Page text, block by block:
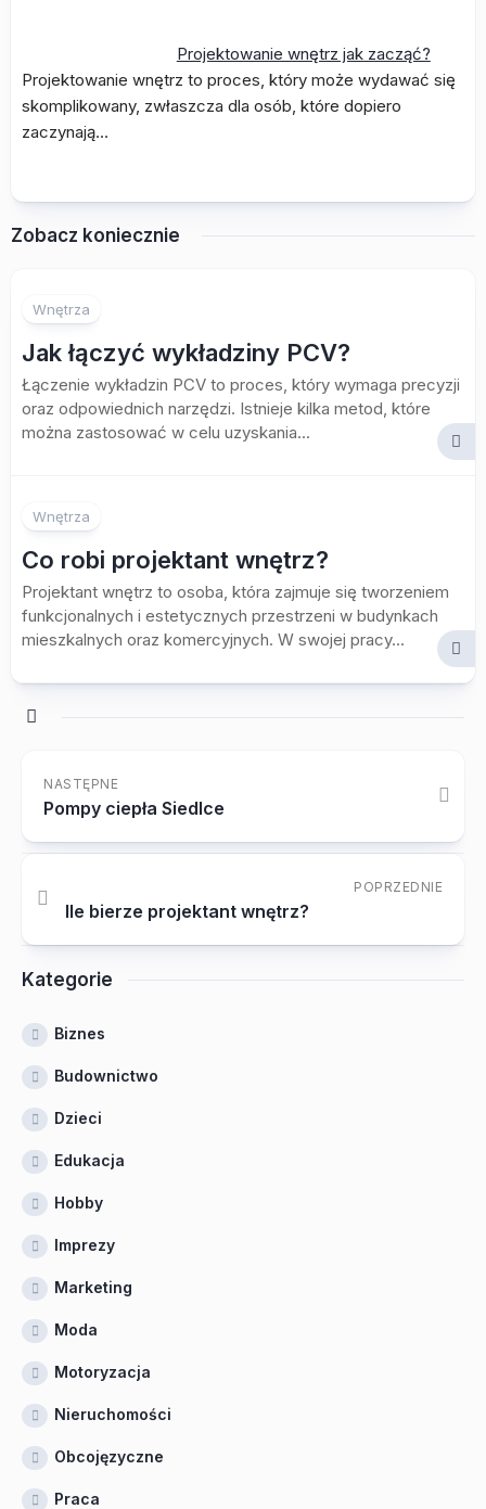
Projektowanie wnętrz jak zacząć?
Projektowanie wnętrz to proces, który może wydawać się
skomplikowany, zwłaszcza dla osób, które dopiero
zaczynają…
Zobacz koniecznie
Wnętrza
Jak łączyć wykładziny PCV?
Łączenie wykładzin PCV to proces, który wymaga precyzji
oraz odpowiednich narzędzi. Istnieje kilka metod, które
można zastosować w celu uzyskania...
Wnętrza
Co robi projektant wnętrz?
Projektant wnętrz to osoba, która zajmuje się tworzeniem
funkcjonalnych i estetycznych przestrzeni w budynkach
mieszkalnych oraz komercyjnych. W swojej pracy...
NASTĘPNE
Pompy ciepła Siedlce
POPRZEDNIE
Ile bierze projektant wnętrz?
Kategorie
Biznes
Budownictwo
Dzieci
Edukacja
Hobby
Imprezy
Marketing
Moda
Motoryzacja
Nieruchomości
Obcojęzyczne
Praca